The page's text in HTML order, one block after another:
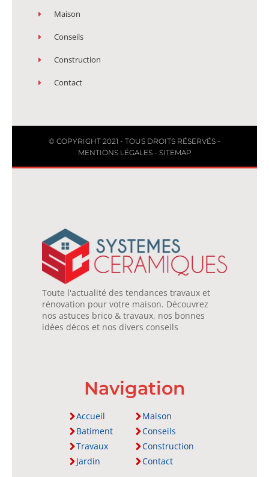
Maison
Conseils
Construction
Contact
© COPYRIGHT 2021 - TOUS DROITS RÉSERVÉS -
MENTIONS LÉGALES- SITEMAP
Toute l'actualité des tendances travaux et
rénovation pour votre maison. Découvrez
nos astuces brico & travaux, nos bonnes
idées décos et nos divers conseils
Navigation
Accueil
Batiment
Travaux
Jardin
Maison
Conseils
Construction
Contact